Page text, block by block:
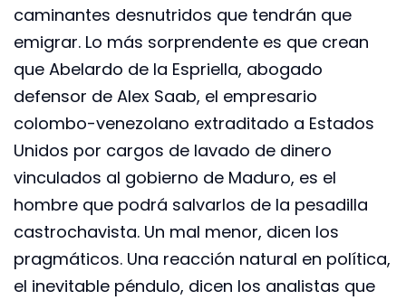
caminantes desnutridos que tendrán que
emigrar. Lo más sorprendente es que crean
que Abelardo de la Espriella, abogado
defensor de Alex Saab, el empresario
colombo-venezolano extraditado a Estados
Unidos por cargos de lavado de dinero
vinculados al gobierno de Maduro, es el
hombre que podrá salvarlos de la pesadilla
castrochavista. Un mal menor, dicen los
pragmáticos. Una reacción natural en política,
el inevitable péndulo, dicen los analistas que